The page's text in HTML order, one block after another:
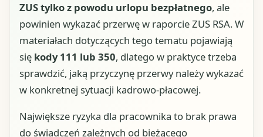
ZUS tylko z powodu urlopu bezpłatnego, ale
powinien wykazać przerwę w raporcie ZUS RSA. W
materiałach dotyczących tego tematu pojawiają
się kody 111 lub 350, dlatego w praktyce trzeba
sprawdzić, jaką przyczynę przerwy należy wykazać
w konkretnej sytuacji kadrowo-płacowej.
Największe ryzyka dla pracownika to brak prawa
do świadczeń zależnych od bieżącego